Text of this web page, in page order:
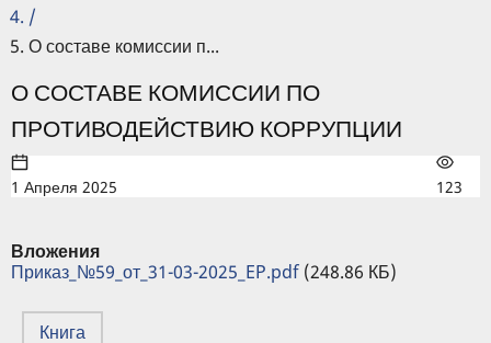
/
О составе комиссии п...
О СОСТАВЕ КОМИССИИ ПО
ПРОТИВОДЕЙСТВИЮ КОРРУПЦИИ
1 Апреля 2025 123
Вложения
Приказ_№59_от_31-03-2025_EP.pdf (248.86 КБ)
Книга